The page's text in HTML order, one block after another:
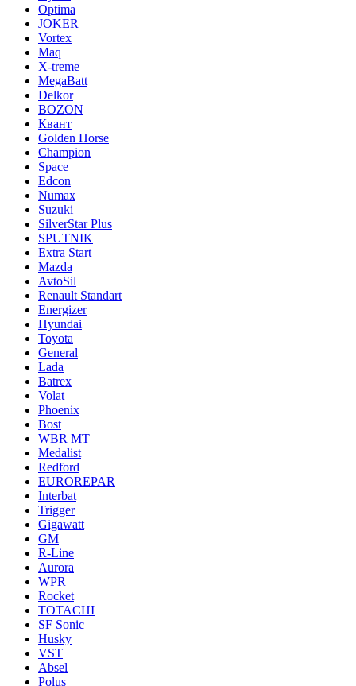
Optima
JOKER
Vortex
Maq
X-treme
MegaBatt
Delkor
BOZON
Квант
Golden Horse
Champion
Space
Edcon
Numax
Suzuki
SilverStar Plus
SPUTNIK
Extra Start
Mazda
AvtoSil
Renault Standart
Energizer
Hyundai
Toyota
General
Lada
Batrex
Volat
Phoenix
Bost
WBR MT
Medalist
Redford
EUROREPAR
Interbat
Trigger
Gigawatt
GM
R-Line
Aurora
WPR
Rocket
TOTACHI
SF Sonic
Husky
VST
Absel
Polus